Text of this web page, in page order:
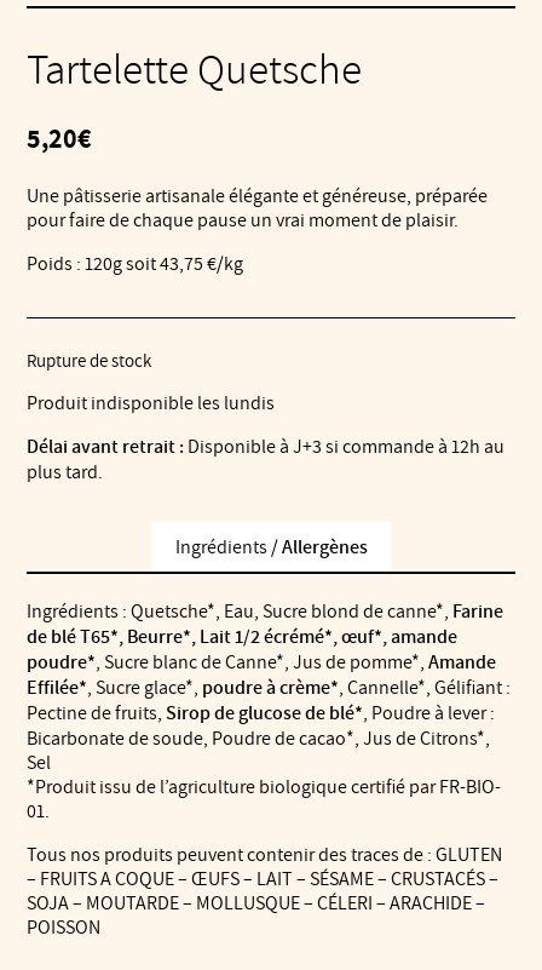
Tartelette Quetsche
5,20€
Une pâtisserie artisanale élégante et généreuse, préparée
pour faire de chaque pause un vrai moment de plaisir.
Poids : 120g soit 43,75 €/kg
Rupture de stock
Produit indisponible les lundis
Délai avant retrait : Disponible à J+3 si commande à 12h au
plus tard.
Ingrédients /Allergènes
Ingrédients : Quetsche*, Eau, Sucre blond de canne*, Farine
de blé T65*, Beurre*, Lait 1/2 écrémé*, œuf*, amande
poudre* , Sucre blanc de Canne*, Jus de pomme*,Amande
Effilée* , Sucre glace*, poudre à crème* , Cannelle*, Gélifiant :
Pectine de fruits,Sirop de glucose de blé* , Poudre à lever :
Bicarbonate de soude, Poudre de cacao*, Jus de Citrons*,
Sel
*Produit issu de l’agriculture biologique certifié par FR-BIO-
01.
Tous nos produits peuvent contenir des traces de : GLUTEN
– FRUITS A COQUE – ŒUFS – LAIT – SÉSAME – CRUSTACÉS –
SOJA – MOUTARDE – MOLLUSQUE – CÉLERI – ARACHIDE –
POISSON